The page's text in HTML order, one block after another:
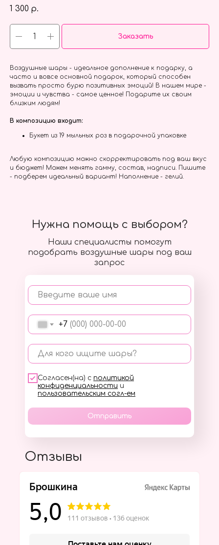
1 300 р.
Заказать
Воздушные шары - идеальное дополнение к подарку, а
часто и вовсе основной подарок, который способен
вызвать просто бурю позитивных эмоций! В нашем мире -
эмоции и чувства - самое ценное! Подарите их своим
близким людям!
В композицию входит:
Букет из 19 мыльных роз в подарочной упаковке
Любую композицию можно скорректировать под ваш вкус
и бюджет! Можем менять гамму, состав, надписи. Пишите
- подберем идеальный вариант! Наполнение - гелий.
Наши специалисты помогут
подобрать воздушные шары под ваш
запрос
Введите ваше имя
+7
Для кого ищите шары?
Согласен(на) с политикой
конфиденциальности и
пользовательским согл-ем
Отправить
Нужна помощь с выбором?
Отзывы